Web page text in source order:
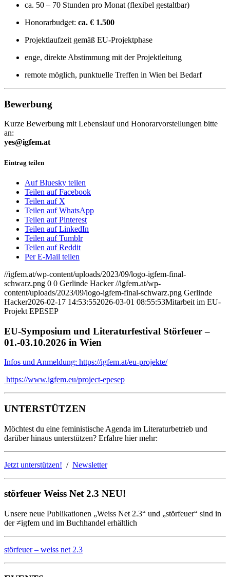
ca. 50 – 70 Stunden pro Monat (flexibel gestaltbar)
Honorarbudget: ca. € 1.500
Projektlaufzeit gemäß EU-Projektphase
enge, direkte Abstimmung mit der Projektleitung
remote möglich, punktuelle Treffen in Wien bei Bedarf
Bewerbung
Kurze Bewerbung mit Lebenslauf und Honorarvorstellungen bitte
an:
yes@igfem.at
Eintrag teilen
Auf Bluesky teilen
Teilen auf Facebook
Teilen auf X
Teilen auf WhatsApp
Teilen auf Pinterest
Teilen auf LinkedIn
Teilen auf Tumblr
Teilen auf Reddit
Per E-Mail teilen
//igfem.at/wp-content/uploads/2023/09/logo-igfem-final-
schwarz.png 0 0 Gerlinde Hacker //igfem.at/wp-
content/uploads/2023/09/logo-igfem-final-schwarz.png Gerlinde
Hacker2026-02-17 14:53:552026-03-01 08:55:53Mitarbeit im EU-
Projekt EPESEP
EU-Symposium und Literaturfestival Störfeuer –
01.-03.10.2026 in Wien
Infos und Anmeldung: https://igfem.at/eu-projekte/
https://www.igfem.eu/project-epesep
UNTERSTÜTZEN
Möchtest du eine feministische Agenda im Literaturbetrieb und
darüber hinaus unterstützen? Erfahre hier mehr:
Jetzt unterstützen! / Newsletter
störfeuer Weiss Net 2.3 NEU!
Unsere neue Publikationen „Weiss Net 2.3“ und „störfeuer“ sind in
der ≠igfem und im Buchhandel erhältlich
störfeuer – weiss net 2.3